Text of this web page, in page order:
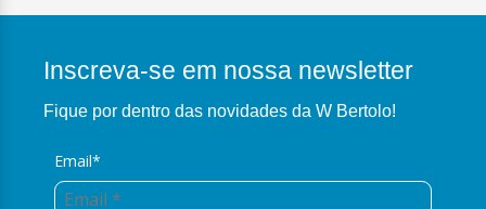
Inscreva-se em nossa newsletter
Fique por dentro das novidades da W Bertolo!
Email*